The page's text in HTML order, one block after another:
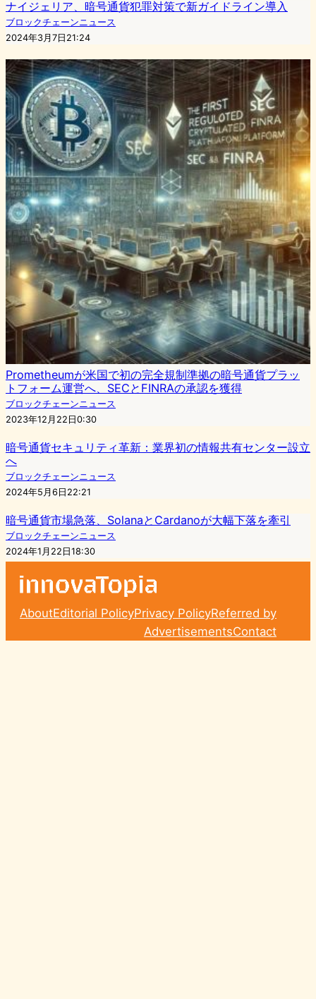
ナイジェリア、暗号通貨犯罪対策で新ガイドライン導入
ブロックチェーンニュース
2024年3月7日21:24
Prometheumが米国で初の完全規制準拠の暗号通貨プラッ
トフォーム運営へ、SECとFINRAの承認を獲得
ブロックチェーンニュース
2023年12月22日0:30
暗号通貨セキュリティ革新：業界初の情報共有センター設立
へ
ブロックチェーンニュース
2024年5月6日22:21
暗号通貨市場急落、SolanaとCardanoが大幅下落を牽引
ブロックチェーンニュース
2024年1月22日18:30
AboutEditorial PolicyPrivacy PolicyReferred by
AdvertisementsContact